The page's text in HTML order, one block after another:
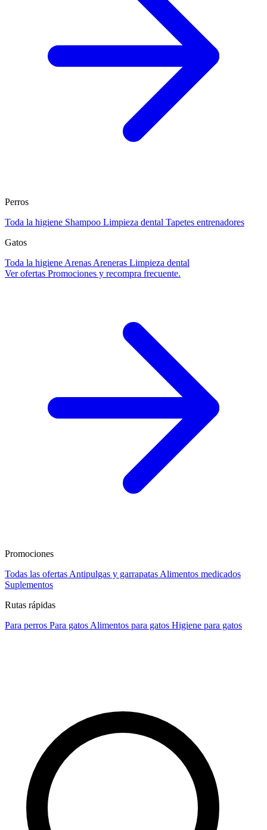
Perros
Toda la higiene Shampoo Limpieza dental Tapetes entrenadores
Gatos
Toda la higiene Arenas Areneras Limpieza dental
Ver ofertas Promociones y recompra frecuente.
Promociones
Todas las ofertas Antipulgas y garrapatas Alimentos medicados
Suplementos
Rutas rápidas
Para perros Para gatos Alimentos para gatos Higiene para gatos